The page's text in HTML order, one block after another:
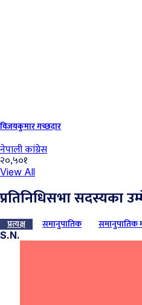
विजयकुमार गच्‍छदार
नेपाली कांग्रेस
२०,५०१
View All
प्रतिनिधिसभा सदस्यका
प्रत्यक्ष समानुपातिक समानुपातिक
S.N.